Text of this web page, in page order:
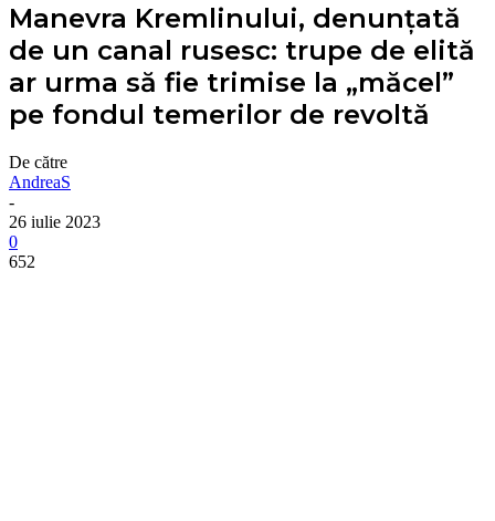
Manevra Kremlinului, denunțată
de un canal rusesc: trupe de elită
ar urma să fie trimise la „măcel”
pe fondul temerilor de revoltă
De către
AndreaS
-
26 iulie 2023
0
652